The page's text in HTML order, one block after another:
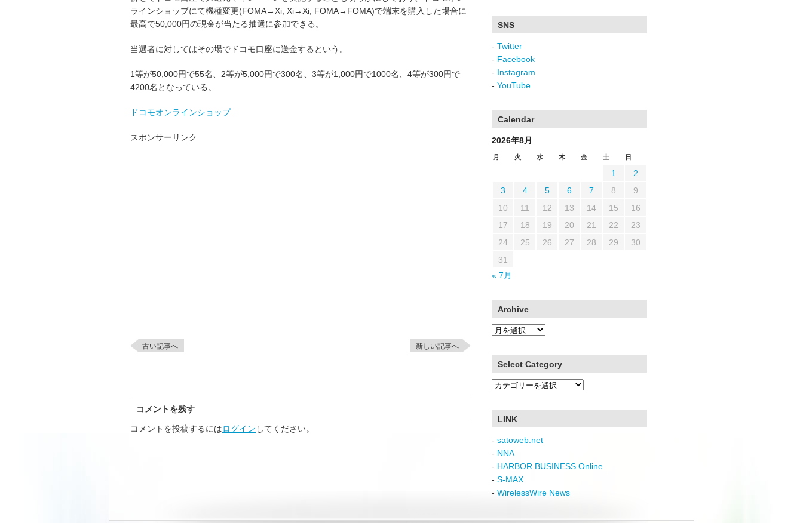
ラインショップにて機種変更(FOMA→Xi, Xi→Xi, FOMA→FOMA)で端末を購入した場合に
最高で50,000円の現金が当たる抽選に参加できる。
当選者に対してはその場でドコモ口座に送金するという。
1等が50,000円で55名、2等が5,000円で300名、3等が1,000円で1000名、4等が300円で
4200名となっている。
ドコモオンラインショップ
スポンサーリンク
古い記事へ 新しい記事へ
コメントを残す
コメントを投稿するにはログイン してください。
SNS
- Twitter
- Facebook
- Instagram
- YouTube
Calendar
2026年8月
月 火 水 木 金 土 日
1
2
3
4 5 6 7 8
9
10
11 12 13 14 15
16
17
18 19 20 21 22
23
24
25 26 27 28 29
30
31
« 7月
Archive
Archive
Select Category
Select
LINK
- satoweb.net
- NNA
- HARBOR BUSINESS Online
- S-MAX
- WirelessWire News